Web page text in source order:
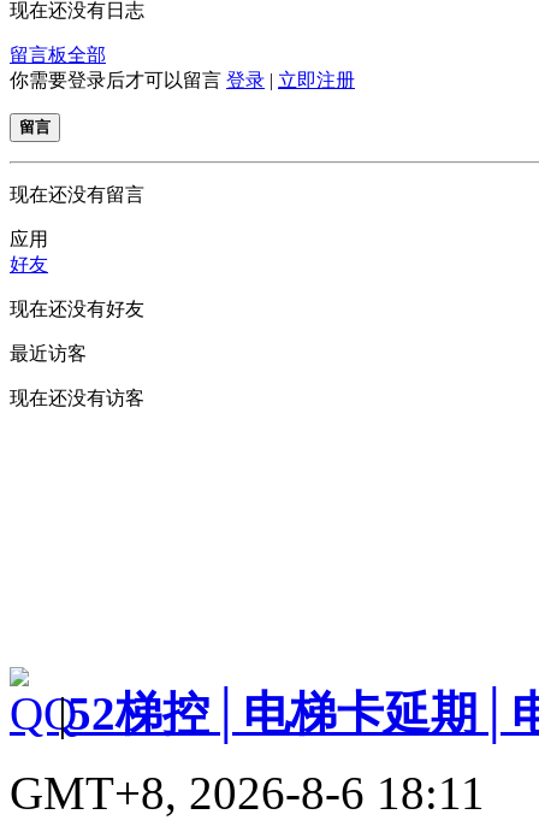
现在还没有日志
留言板全部
你需要登录后才可以留言 登录 | 立即注册
留言
现在还没有留言
应用
好友
现在还没有好友
最近访客
现在还没有访客
|52梯控│电梯卡延期│
GMT+8, 2026-8-6 18:11